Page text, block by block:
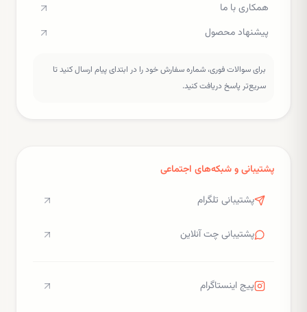
همکاری با ما
پیشنهاد محصول
برای سوالات فوری، شماره سفارش خود را در ابتدای پیام ارسال کنید تا
سریع‌تر پاسخ دریافت کنید.
پشتیبانی و شبکه‌های اجتماعی
پشتیبانی تلگرام
پشتیبانی چت آنلاین
پیج اینستاگرام